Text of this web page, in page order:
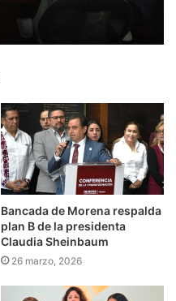
Bancada de Morena respalda
plan B de la presidenta
Claudia Sheinbaum
26 marzo, 2026